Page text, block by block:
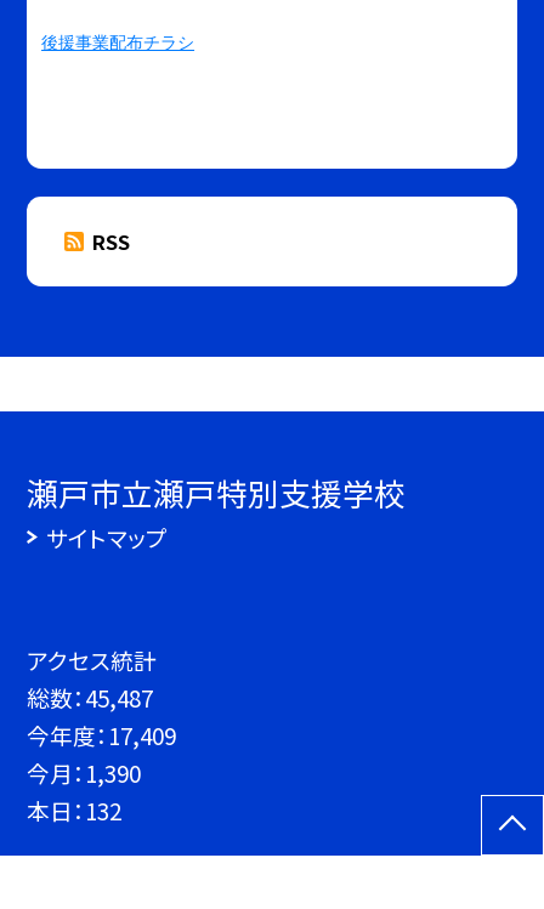
後援事業配布チラシ
RSS
瀬戸市立瀬戸特別支援学校
サイトマップ
アクセス統計
総数：45,487
今年度： 17,409
今月： 1,390
本日： 132